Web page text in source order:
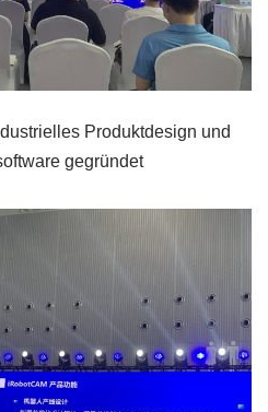
Produktdesign und
gegründet